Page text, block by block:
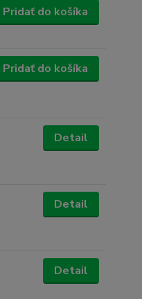
Pridať do košíka
Pridať do košíka
Detail
Detail
Detail